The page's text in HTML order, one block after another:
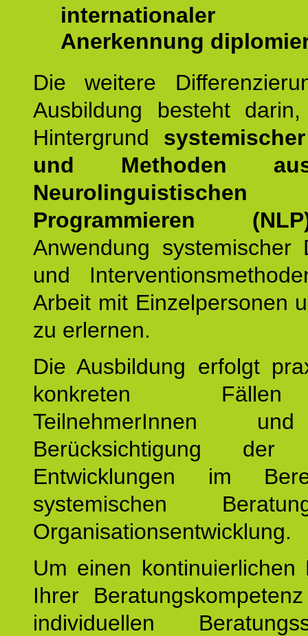
internationaler
Anerkennung
Die weitere
Ausbildung besteht
Hintergrund
und Methoden
Neurolinguistischen
Programmieren
Anwendung systemischer
und
Arbeit mit Einzelpersonen
zu erlernen.
Die Ausbildung erfolgt
konkreten
TeilnehmerInnen
Berücksichtigung der
Entwicklungen im
systemischen
Organisationsentwicklung.
Um einen kontinuierlichen
Ihrer
individuellen